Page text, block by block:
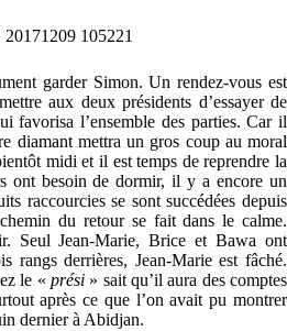
garder Simon. Un rendez-vous est
aux deux présidents d’essayer de
favorisa l’ensemble des parties. Car il
diamant mettra un gros coup au moral
midi et il est temps de reprendre la
ont besoin de dormir, il y a encore un
raccourcies se sont succédées depuis
du retour se fait dans le calme.
Seul Jean-Marie, Brice et Bawa ont
rangs derrières, Jean-Marie est fâché.
le « prési» sait qu’il aura des comptes
après ce que l’on avait pu montrer
dernier à Abidjan.